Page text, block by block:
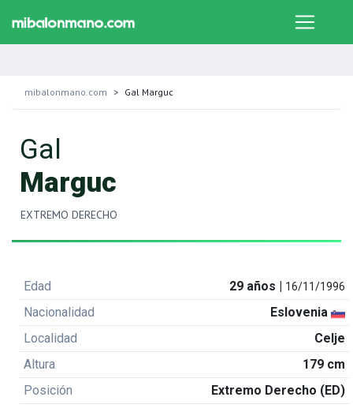
mibalonmano.com Gal Marguc
Gal
Marguc
EXTREMO DERECHO
Edad 29 años | 16/11/1996
Nacionalidad
Eslovenia
Localidad
Celje
Altura
179 cm
Posición
Extremo Derecho (ED)